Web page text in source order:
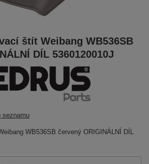
štít Weibang WB536SB
DÍL 5360120010J
seznamu
WB536SB červený ORIGINÁLNÍ DÍL